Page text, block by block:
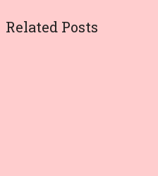
Related Posts